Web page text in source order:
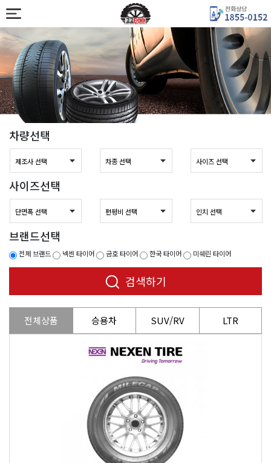
차량선택
사이즈선택
브랜드선택
전체 브랜드 넥센 타이어 금호 타이어 한국 타이어 미쉐린 타이어
검색하기
전체상품 승용차 SUV/RV LTR